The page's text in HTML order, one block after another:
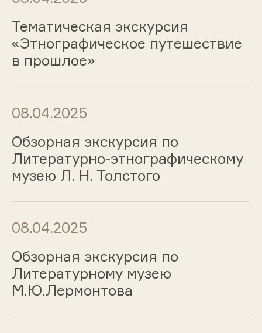
Тематическая экскурсия
«Этнографическое путешествие
в прошлое»
08.04.2025
Обзорная экскурсия по
Литературно-этнографическому
музею Л. Н. Толстого
08.04.2025
Обзорная экскурсия по
Литературному музею
М.Ю.Лермонтова